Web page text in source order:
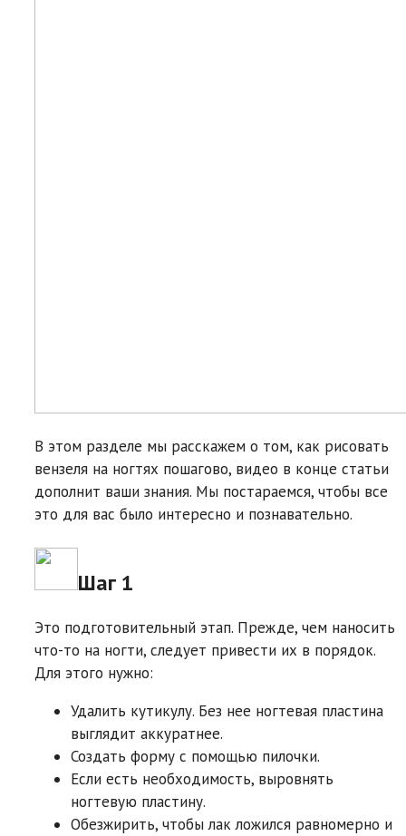
В этом разделе мы расскажем о том, как рисовать
вензеля на ногтях пошагово, видео в конце статьи
дополнит ваши знания. Мы постараемся, чтобы все
это для вас было интересно и познавательно.
Шаг 1
Это подготовительный этап. Прежде, чем наносить
что-то на ногти, следует привести их в порядок.
Для этого нужно:
Удалить кутикулу. Без нее ногтевая пластина
выглядит аккуратнее.
Создать форму с помощью пилочки.
Если есть необходимость, выровнять
ногтевую пластину.
Обезжирить, чтобы лак ложился равномерно и